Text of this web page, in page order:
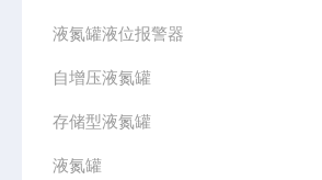
液氮罐液位报警器
自增压液氮罐
存储型液氮罐
液氮罐